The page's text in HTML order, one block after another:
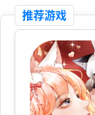
推荐游戏